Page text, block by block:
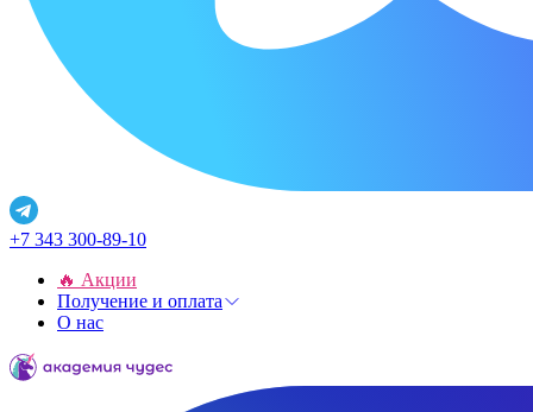
+7 343 300-89-10
🔥 Акции
Получение и оплата
О нас